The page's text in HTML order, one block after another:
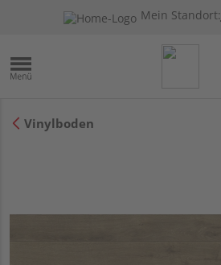
Mein Standort:
Vinylboden